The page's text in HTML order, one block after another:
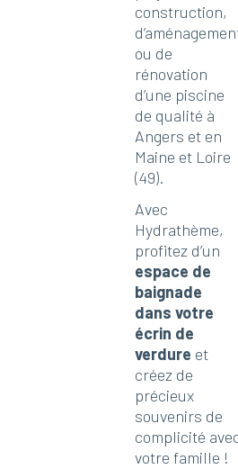
construction,
ou de
rénovation
d’une piscine
de qualité à
Angers et en
Maine et Loire
(49).
Avec
Hydrathème,
profitez d’un
espace de
baignade
dans votre
écrin de
verdure et
créez de
précieux
souvenirs de
complicité
votre famille !